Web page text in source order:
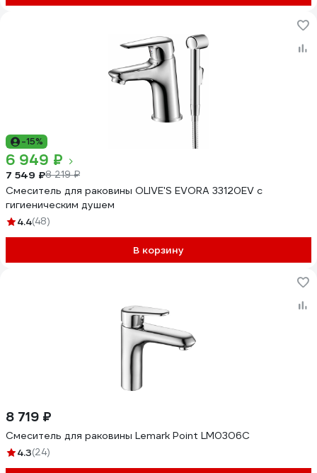
-15%
6 949 ₽
7 549 ₽8 219 ₽
Смеситель для раковины OLIVE'S EVORA 33120EV с
гигиеническим душем
4.4(48)
В корзину
8 719 ₽
Смеситель для раковины Lemark Point LM0306C
4.3(24)